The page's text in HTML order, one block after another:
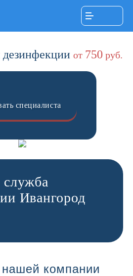
от 750 руб.
специалиста
служба
Ивангород
компании